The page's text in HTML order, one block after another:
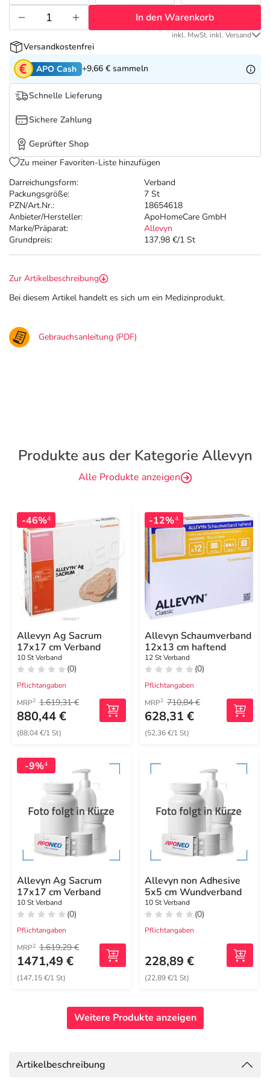
Vitamine & Mineralstoffe
Darreichungsform:
Verband
Packungsgröße:
7 St
PZN/Art.Nr.:
18654618
Anbieter/Hersteller:
ApoHomeCare GmbH
Marke/Präparat:
Allevyn
Grundpreis:
137,98 €/1 St
In den Warenkorb
inkl. MwSt. inkl. Versand
Versandkostenfrei
APO Cash +9,66 € sammeln
Schnelle Lieferung
Sichere Zahlung
Geprüfter Shop
Zu meiner Favoriten-Liste hinzufügen
Zur Artikelbeschreibung
Bei diesem Artikel handelt es sich um ein Medizinprodukt.
Gebrauchsanleitung (PDF)
Produkte aus der Kategorie Allevyn
Alle Produkte anzeigen
-46%4
Allevyn Ag Sacrum
17x17 cm Verband
10 St Verband
(0)
Pflichtangaben
MRP2 1.619,31 €
880,44 €
(88,04 €/1 St)
-12%4
Allevyn Schaumverband
12x13 cm haftend
12 St Verband
(0)
Pflichtangaben
MRP2 710,84 €
628,31 €
(52,36 €/1 St)
-9%4
Allevyn Ag Sacrum
17x17 cm Verband
10 St Verband
(0)
Pflichtangaben
MRP2 1.619,29 €
1471,49 €
(147,15 €/1 St)
Allevyn non Adhesive
5x5 cm Wundverband
10 St Verband
(0)
Pflichtangaben
228,89 €
(22,89 €/1 St)
Weitere Produkte anzeigen
Artikelbeschreibung